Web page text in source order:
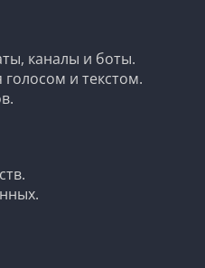
каналы и боты.
и текстом.